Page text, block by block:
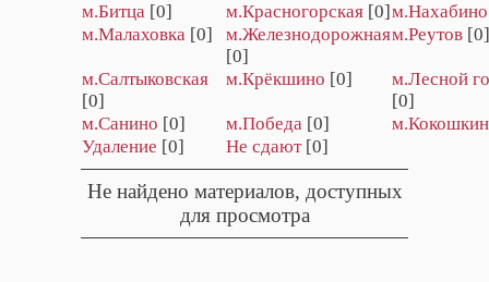
м.Битца [0] м.Красногорская [0] м.Нахабино
м.Малаховка [0]
м.Железнодорожная
[0]
м.Реутов [0]
м.Салтыковская
[0]
м.Крёкшино [0]
м.Лесной
[0]
м.Санино [0] м.Победа [0]
Удаление [0] Не сдают [0]
Не найдено материалов, доступных
для просмотра